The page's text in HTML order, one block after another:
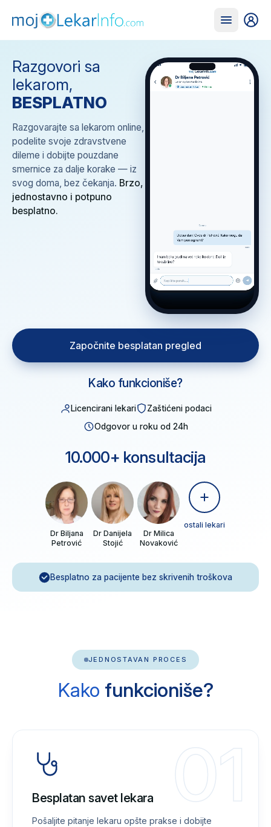
Razgovori sa
lekarom,
BESPLATNO
Razgovarajte sa lekarom online,
podelite svoje zdravstvene
dileme i dobijte pouzdane
smernice za dalje korake — iz
svog doma, bez čekanja. Brzo,
jednostavno i potpuno
besplatno.
Započnite besplatan pregled
Kako funkcioniše?
Licencirani lekari
Zaštićeni podaci
Odgovor u roku od 24h
10.000+ konsultacija
Dr Biljana
Petrović
Dr Danijela
Stojić
Dr Milica
Novaković
ostali lekari
Besplatno za pacijente bez skrivenih troškova
JEDNOSTAVAN PROCES
Kako funkcioniše?
01
Besplatan savet lekara
Pošaljite pitanje lekaru opšte prakse i dobijte